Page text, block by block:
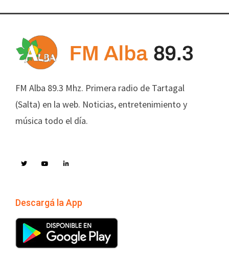
FM Alba 89.3 Mhz. Primera radio de Tartagal
(Salta) en la web. Noticias, entretenimiento y
música todo el día.
Descargá la App